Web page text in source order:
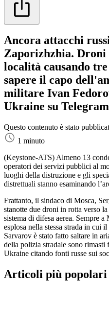
Ancora attacchi
Zaporizhzhia. Droni
località causando
sapere il capo
militare Ivan
Ukraine su
Questo contenuto è stato
1 minuto
(Keystone-ATS) Almeno 13
operatori dei servizi pubblici al
luoghi della distruzione e gli
distrettuali stanno esaminando
Frattanto, il sindaco di Mosca,
stanotte due droni in rotta verso
sistema di difesa aerea. Sempre a
esplosa nella stessa strada in cui
Sarvarov è stato fatto saltare in
della polizia stradale sono rimasti
Ukraine citando fonti russe sui
Articoli più popolari